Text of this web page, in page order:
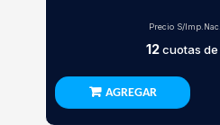
Precio S/Imp.Nac.
12cuotas de
AGREGAR